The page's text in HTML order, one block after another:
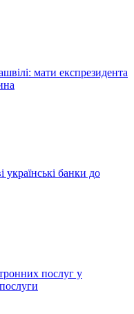
мати експрезидента
українські банки до
послуг у